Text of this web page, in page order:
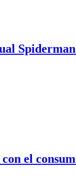
con el